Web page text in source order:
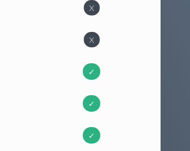
X
X
✓
✓
✓